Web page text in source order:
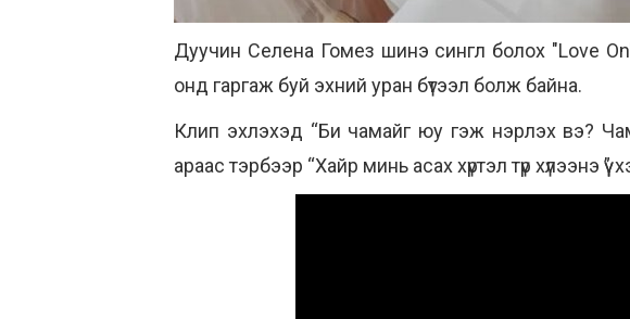
Дуучин Селена Гомез шинэ сингл болох "Love
онд гаргаж буй эхний уран бүтээл болж байна.
Клип эхлэхэд “Би чамайг юу гэж нэрлэх вэ?
араас тэрбээр “Хайр минь асах хүртэл түр хүлээнэ